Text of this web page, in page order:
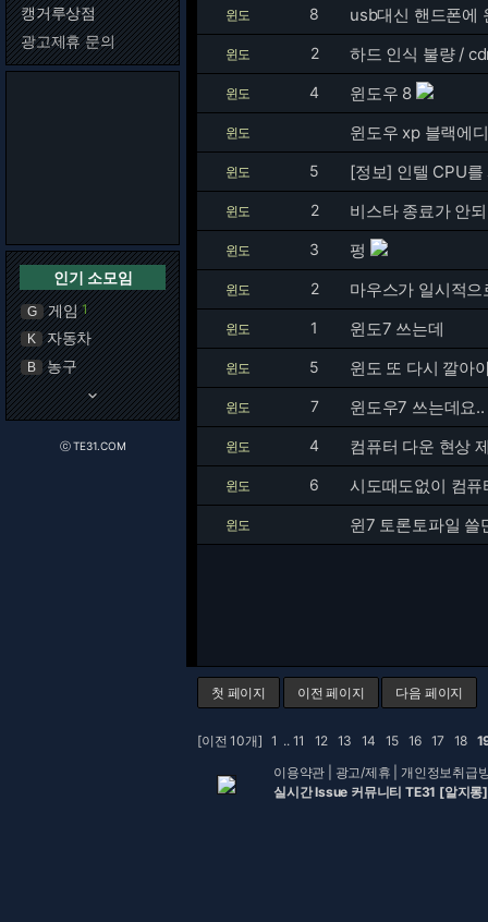
캥거루상점
광고제휴 문의
인기 소모임
G 게임 1
K 자동차
B 농구
keyboard_arrow_down
ⓒ TE31.COM
윈도 8 usb대신 핸드폰에
윈도 2 하드 인식 불량 /
윈도 4 윈도우 8
윈도 윈도우 xp 블랙에
윈도 5 [정보] 인텔 CPU
윈도 2 비스타 종료가 안
윈도 3 펑
윈도 2 마우스가 일시적
윈도 1 윈도7 쓰는데
윈도 5 윈도 또 다시 깔아
윈도 7 윈도우7 쓰는데요
윈도 4 컴퓨터 다운 현상
윈도 6 시도때도없이 컴
윈도 윈7 토론토파일 쓸
첫 페이지 이전 페이지 다음 페이지
[이전 10개] 1 ..11 12 13 14 15 16 17 18
이용약관
광고/제휴 |개인정보취급
실시간 Issue 커뮤니티 TE31 [알지